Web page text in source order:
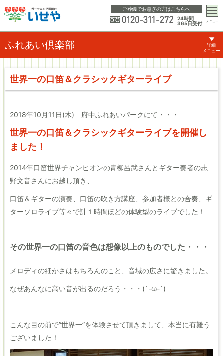
ご葬儀でお急ぎの方はこちらへ
24時間
365日受付
メニュー
ふれあい倶楽部 詳細
メニュー
世界一の口笛＆クラシックギターライブ
2018年10月11日(木) 府中ふれあいパークにて・・・
世界一の口笛＆クラシックギターライブを開催し
ました！
2014年口笛世界チャンピオンの青柳呂武さんとギター奏者の志
野文音さんにお越し頂き、
口笛＆ギターの演奏、口笛の吹き方講座、参加者様との合奏、ギ
ターソロライブ等々で計１時間ほどの体験型のライブでした！
その世界一の口笛の音色は想像以上のものでした・・・
メロディの細かさはもちろんのこと、音域の広さに驚きました。
なぜあんなに高い音が出るのだろう・・・(´-ω-`)
こんな目の前で”世界一”を体験させて頂きまして、本当に有難う
ございました！